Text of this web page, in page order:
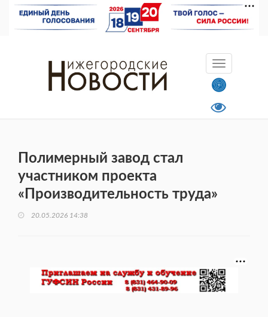
Полимерный завод стал
участником проекта
«Производительность труда»
20.05.2026 14:38